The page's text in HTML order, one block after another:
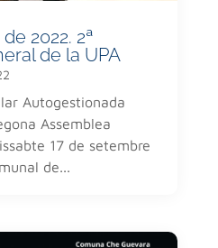
2022. 2ª
de la UPA
Autogestionada
Assemblea
17 de setembre
de...